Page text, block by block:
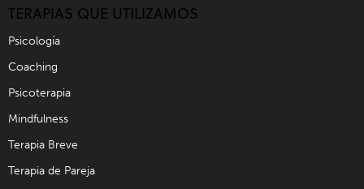
TERAPIAS QUE UTILIZAMOS
Psicología
Coaching
Psicoterapia
Mindfulness
Terapia Breve
Terapia de Pareja